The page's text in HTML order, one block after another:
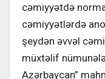
cəmiyyətdə
cəmiyyətlərdə
şeydən əvvəl
müxtəlif
Azərbaycan”